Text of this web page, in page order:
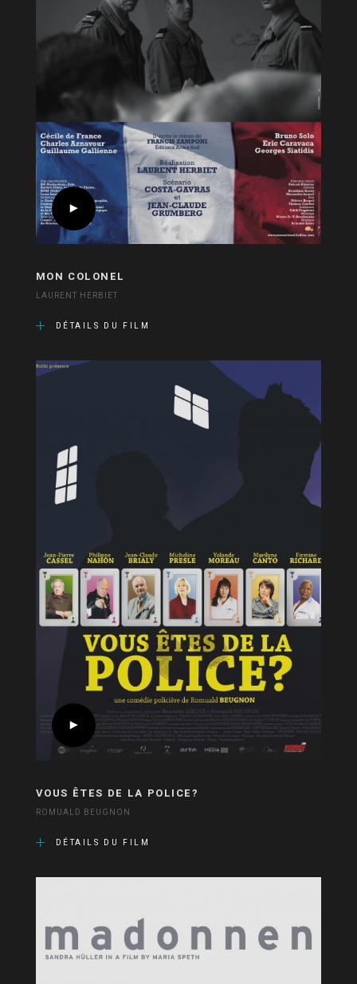
MON COLONEL
LAURENT HERBIET
DÉTAILS DU FILM
VOUS ÊTES DE LA POLICE?
ROMUALD BEUGNON
DÉTAILS DU FILM